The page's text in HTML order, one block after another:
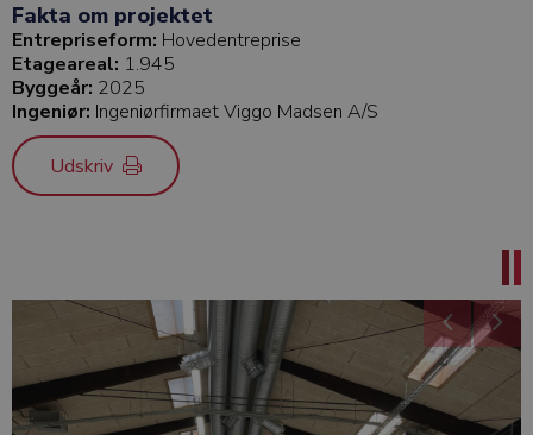
Fakta om projektet
Entrepriseform: Hovedentreprise
Etageareal: 1.945
Byggeår: 2025
Ingeniør: Ingeniørfirmaet Viggo Madsen A/S
Udskriv